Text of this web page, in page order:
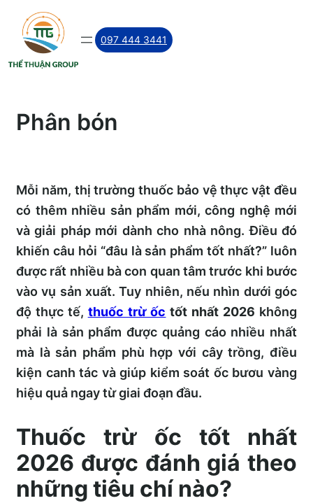
Skip
content
097 444 3441
Phân bón
Mỗi năm, thị trường thuốc bảo vệ thực vật đều
có thêm nhiều sản phẩm mới, công nghệ mới
và giải pháp mới dành cho nhà nông. Điều đó
khiến câu hỏi “đâu là sản phẩm tốt nhất?” luôn
được rất nhiều bà con quan tâm trước khi bước
vào vụ sản xuất. Tuy nhiên, nếu nhìn dưới góc
độ thực tế, thuốc trừ ốc tốt nhất 2026 không
phải là sản phẩm được quảng cáo nhiều nhất
mà là sản phẩm phù hợp với cây trồng, điều
kiện canh tác và giúp kiểm soát ốc bươu vàng
hiệu quả ngay từ giai đoạn đầu.
Thuốc trừ ốc tốt nhất
2026 được đánh giá theo
những tiêu chí nào?